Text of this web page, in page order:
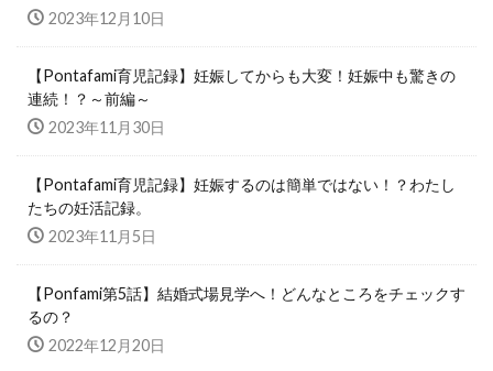
2023年12月10日
【Pontafami育児記録】妊娠してからも大変！妊娠中も驚きの
連続！？～前編～
2023年11月30日
【Pontafami育児記録】妊娠するのは簡単ではない！？わたし
たちの妊活記録。
2023年11月5日
【Ponfami第5話】結婚式場見学へ！どんなところをチェックす
るの？
2022年12月20日